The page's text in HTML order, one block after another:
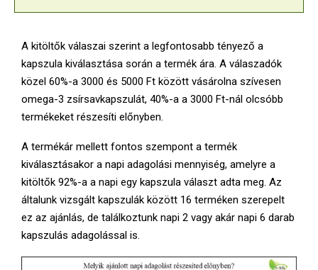
A kitöltők válaszai szerint a legfontosabb tényező a
kapszula kiválasztása során a termék ára. A válaszadók
közel 60%-a 3000 és 5000 Ft között vásárolna szívesen
omega-3 zsírsavkapszulát, 40%-a a 3000 Ft-nál olcsóbb
termékeket részesíti előnyben.
A termékár mellett fontos szempont a termék
kiválasztásakor a napi adagolási mennyiség, amelyre a
kitöltők 92%-a a napi egy kapszula választ adta meg. Az
általunk vizsgált kapszulák között 16 terméken szerepelt
ez az ajánlás, de találkoztunk napi 2 vagy akár napi 6 darab
kapszulás adagolással is.